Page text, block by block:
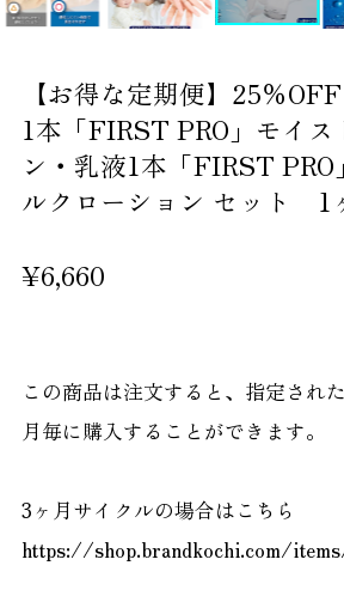
【お得な定期便】25％
1本「FIRST PRO」モイス
ン・乳液1本「FIRST PRO
ルクローション セット 1
¥6,660
この商品は注文すると、指定され
月毎に購入することができます。
3ヶ月サイクルの場合はこちら
https://shop.brandkochi.com/